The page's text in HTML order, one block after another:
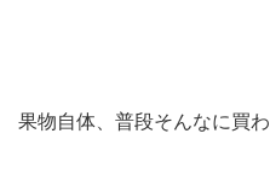
果物自体、普段そんなに買